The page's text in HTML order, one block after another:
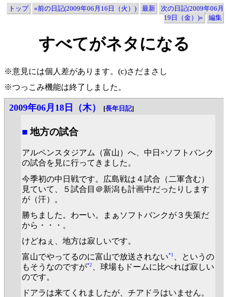
トップ «前の日記(2009年06月16日（火）) 最新
次の日記(2009年06月
19日（金）)»
編集
すべてがネタになる
※意見には個人差があります。(c)さだまさし
※つっこみ機能は終了しました。
2009年06月18日（木） [長年日記]
■地方の試合
アルペンスタジアム（富山）へ、中日×ソフトバンク
の試合を見に行ってきました。
今季初の中日戦です。広島戦は４試合（二軍含む）
見ていて、５試合目＠新潟も計画中だったりします
が（汗）。
勝ちました。わーい。まぁソフトバンクが３失策だ
から・・・。
けどねぇ、地方は寂しいです。
富山でやってるのに富山で放送されない*1
、というの
もそうなのですが*2
、球場もドームに比べれば寂しい
のです。
ドアラは来てくれましたが、チアドラはいません。